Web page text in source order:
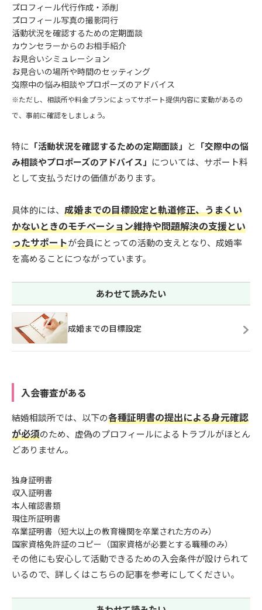
プロフィール代行作成・添削
プロフィール写真の撮影同行
活動状況を確認するための定期面談
カウンセラーからのお相手紹介
お見合いシミュレーション
お見合いの場所や時間のセッティング
交際中の悩み相談やプロポーズのアドバイス
※ただし、相談所や料金プランによってサポート提供内容に変動があるの
で、事前に確認をしましょう。
特に 「活動状況を確認するための定期面談」 と 「交際中の悩
み相談やプロポーズのアドバイス」 については、サポート料
として支払うだけの価値があります。
具体的には、 成婚までの目標設定と軌道修正、うまくい
かないときのモチベーション維持や問題解決の支援とい
ったサポートが会員にとっての活動の支えとなり、成婚率
を高めることにつながっています。
あわせて読みたい
成婚までの目標設定
入会審査がある
結婚相談所では、以下の各種証明書の提出による身元確認
が必須のため、虚偽のプロフィールによるトラブルがほとん
どありません。
独身証明書
収入証明書
本人確認書類
現住所証明書
卒業証明書（短大以上の教育機関を卒業された方のみ）
国家資格免許証のコピー（国家資格が必要とする職種のみ）
その他にも安心して活動できるための入会条件が設けられて
いるので、詳しくはこちらの記事を参考にしてください。